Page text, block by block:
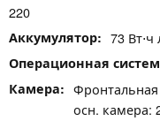
220
Аккумулятор 73
Операционная
Камера
осн. камера: